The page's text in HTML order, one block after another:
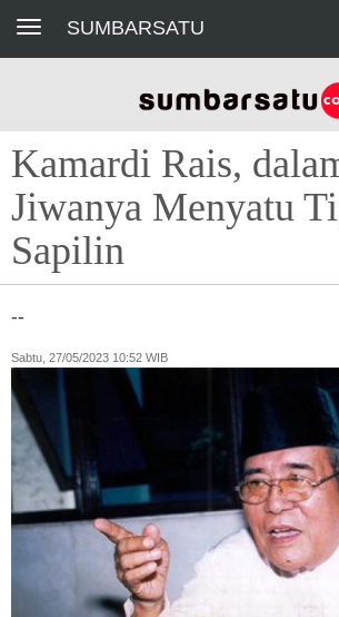
Toggle navigationSUMBARSATU
Kamardi Rais,
Jiwanya Menyatu
Sapilin
--
Sabtu, 27/05/2023 10:52 WIB